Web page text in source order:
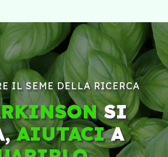
IL SEME DELLA RICERCA
SI
AIUTACIA